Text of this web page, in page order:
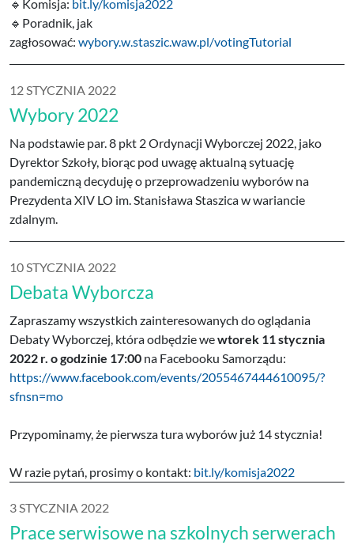
🔹️Komisja: bit.ly/komisja2022
🔹️Poradnik, jak
zagłosować: wybory.w.staszic.waw.pl/votingTutorial
12 STYCZNIA 2022
Wybory 2022
Na podstawie par. 8 pkt 2 Ordynacji Wyborczej 2022, jako
Dyrektor Szkoły, biorąc pod uwagę aktualną sytuację
pandemiczną decyduję o przeprowadzeniu wyborów na
Prezydenta XIV LO im. Stanisława Staszica w wariancie
zdalnym.
10 STYCZNIA 2022
Debata Wyborcza
Zapraszamy wszystkich zainteresowanych do oglądania
Debaty Wyborczej, która odbędzie wewtorek 11 stycznia
2022 r. o godzinie 17:00 na Facebooku Samorządu:
https://www.facebook.com/events/2055467444610095/?
sfnsn=mo
Przypominamy, że pierwsza tura wyborów już 14 stycznia!
W razie pytań, prosimy o kontakt: bit.ly/komisja2022
3 STYCZNIA 2022
Prace serwisowe na szkolnych serwerach